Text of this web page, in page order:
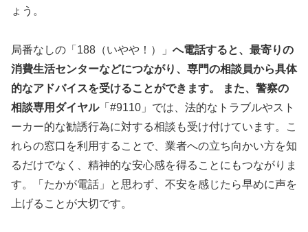
ょう。
局番なしの「188（いやや！）」 へ電話すると、最寄りの
消費生活センターなどにつながり、専門の相談員から具体
的なアドバイスを受けることができます。 また、警察の
相談専用ダイヤル「#9110」では、法的なトラブルやスト
ーカー的な勧誘行為に対する相談も受け付けています。こ
れらの窓口を利用することで、業者への立ち向かい方を知
るだけでなく、精神的な安心感を得ることにもつながりま
す。「たかが電話」と思わず、不安を感じたら早めに声を
上げることが大切です。